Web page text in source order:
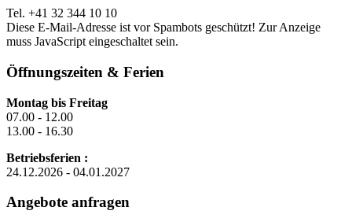
Tel. +41 32 344 10 10
Diese E-Mail-Adresse ist vor Spambots geschützt! Zur Anzeige
muss JavaScript eingeschaltet sein.
Öffnungszeiten & Ferien
Montag bis Freitag
07.00 - 12.00
13.00 - 16.30
Betriebsferien :
24.12.2026 - 04.01.2027
Angebote anfragen